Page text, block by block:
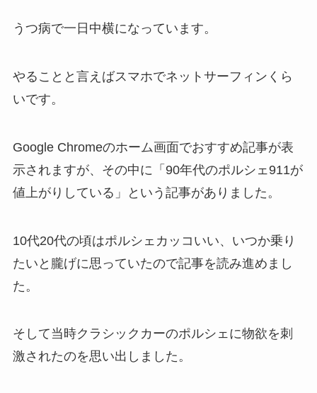
うつ病で一日中横になっています。
やることと言えばスマホでネットサーフィンくら
いです。
Google Chromeのホーム画面でおすすめ記事が表
示されますが、その中に「90年代のポルシェ911が
値上がりしている」という記事がありました。
10代20代の頃はポルシェカッコいい、いつか乗り
たいと朧げに思っていたので記事を読み進めまし
た。
そして当時クラシックカーのポルシェに物欲を刺
激されたのを思い出しました。